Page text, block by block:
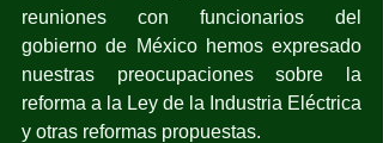
reuniones con funcionarios del
gobierno de México hemos expresado
nuestras preocupaciones sobre la
reforma a la Ley de la Industria Eléctrica
y otras reformas propuestas.